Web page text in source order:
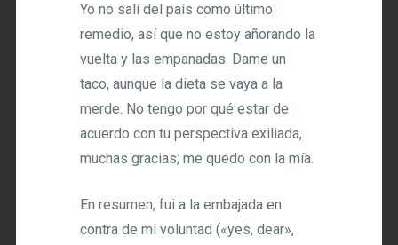
Yo no salí del país como último
remedio, así que no estoy añorando la
vuelta y las empanadas. Dame un
taco, aunque la dieta se vaya a la
merde. No tengo por qué estar de
acuerdo con tu perspectiva exiliada,
muchas gracias; me quedo con la mía.
En resumen, fui a la embajada en
contra de mi voluntad («yes, dear»,